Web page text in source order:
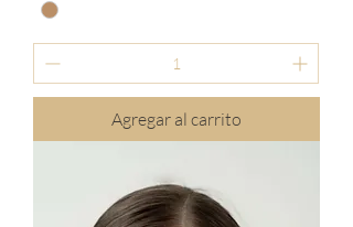
Agregar al carrito